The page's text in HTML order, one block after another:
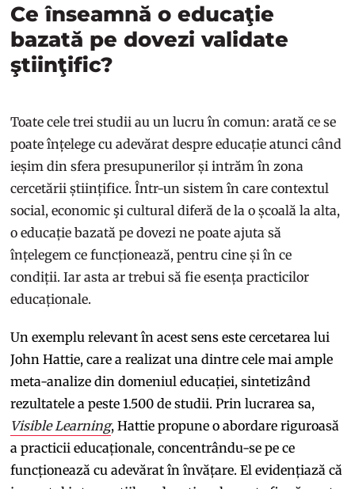
Ce înseamnă o educaţie
bazată pe dovezi validate
ştiinţific?
Toate cele trei studii au un lucru în comun: arată ce se
poate înțelege cu adevărat despre educație atunci când
ieșim din sfera presupunerilor și intrăm în zona
cercetării științifice. Într-un sistem în care contextul
social, economic şi cultural diferă de la o școală la alta,
o educație bazată pe dovezi ne poate ajuta să
înțelegem ce funcționează, pentru cine și în ce
condiții. Iar asta ar trebui să fie esența practicilor
educaționale.
Un exemplu relevant în acest sens este cercetarea lui
John Hattie, care a realizat una dintre cele mai ample
meta-analize din domeniul educației, sintetizând
rezultatele a peste 1.500 de studii. Prin lucrarea sa,
Visible Learning, Hattie propune o abordare riguroasă
a practicii educaționale, concentrându-se pe ce
funcționează cu adevărat în învățare. El evidențiază că